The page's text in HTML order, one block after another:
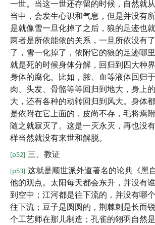
一世。当这一世还存留的时候，自然就
当中，会发生心识和气息，但是并没有
是就像雪一旦化掉了之后，狼的足迹也
两者是所依能依的关系，一旦所依没有
了，雪一化掉了，依附它的狼的足迹哪
就是死的时候身体分解，回归到四大种
身体的腐化。比如，脓、血等液体回归
肉、头发、骨骼等等回归到地大，身上
大，还有各种的动转回归到风大。身体
是依附在它上面的，皮尚不存，毛将焉
随之就寂灭了。这是一灭永灭，再也没
样当然就没有来世和解脱。
[p52] 三、教证
[p53] 这就是顺世派外道著名的论典《黑
他的观点。太阳每天都会东升，并没有
到空中；江河都是往下流的，并没有哪
往下流；豆子是圆圆的，荆棘刺是长而
个工艺师在那儿制造；孔雀的翎羽自然